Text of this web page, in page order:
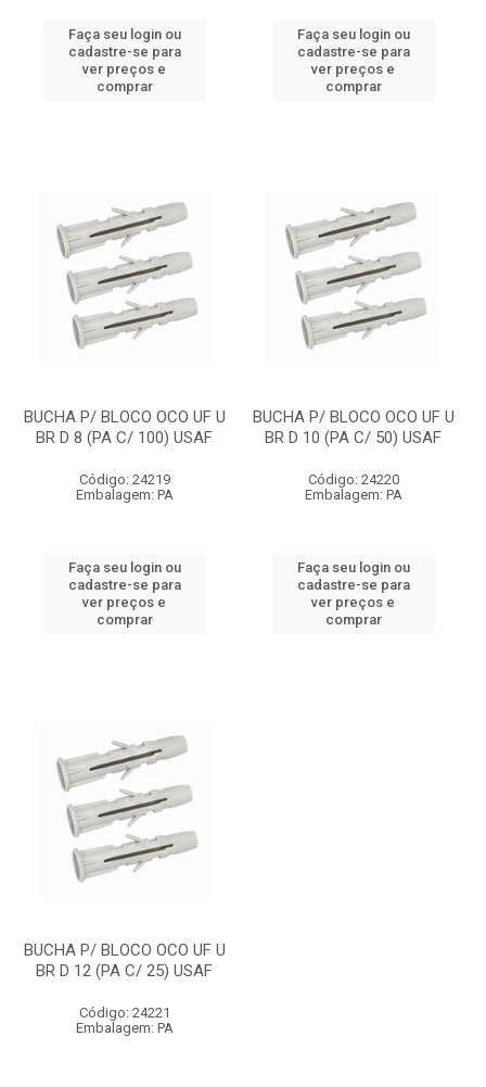
Faça seu login ou
cadastre-se para
ver preços e
comprar
Faça seu login ou
cadastre-se para
ver preços e
comprar
BUCHA P/ BLOCO OCO UF U
BR D 8 (PA C/ 100) USAF
Código: 24219
Embalagem: PA
Faça seu login ou
cadastre-se para
ver preços e
comprar
BUCHA P/ BLOCO OCO UF U
BR D 10 (PA C/ 50) USAF
Código: 24220
Embalagem: PA
Faça seu login ou
cadastre-se para
ver preços e
comprar
BUCHA P/ BLOCO OCO UF U
BR D 12 (PA C/ 25) USAF
Código: 24221
Embalagem: PA